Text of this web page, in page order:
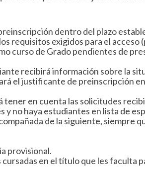
dentro del plazo
requisitos exigidos para el acceso
curso de Grado pendientes de
recibirá información sobre la
el justificante de preinscripción
tener en cuenta las solicitudes
y no haya estudiantes en lista de
de la siguiente, siempre
provisional.
en el título que les faculta